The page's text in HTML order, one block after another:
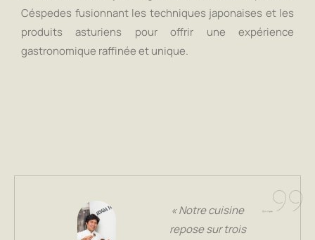
Céspedes fusionnant les techniques japonaises et les
produits asturiens pour offrir une expérience
gastronomique raffinée et unique.
« Notre cuisine
repose sur trois